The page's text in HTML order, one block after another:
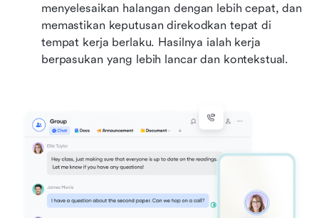
menyelesaikan halangan dengan lebih cepat, dan
memastikan keputusan direkodkan tepat di
tempat kerja berlaku. Hasilnya ialah kerja
berpasukan yang lebih lancar dan kontekstual.